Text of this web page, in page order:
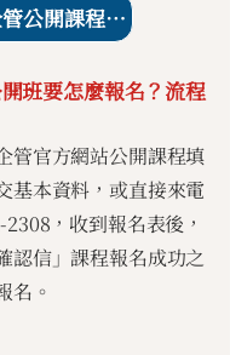
哈佛企管公開課程課表
班要怎麼報名？流程
管官方網站公開課程填
基本資料，或直接來電
2308 ，收到報名表後，
認信」課程報名成功之
名。